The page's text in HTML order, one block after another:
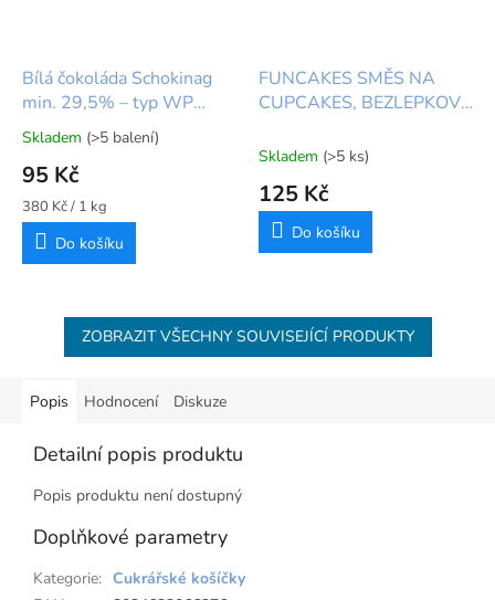
Bílá čokoláda Schokinag
min. 29,5% – typ WP
250g
Průměrné
hodnocení
produktu
je
5,0
5
Skladem (>5 balení)
95 Kč
Měrná
cena:
380 Kč / 1 kg
Do košíku
FUNCAKES SMĚS NA
CUPCAKES, BEZLEPKOVÁ
Skladem (>5 ks)
125 Kč
Do košíku
ZOBRAZIT VŠECHNY SOUVISEJÍCÍ PRODUKTY
Popis Hodnocení Diskuze
Detailní popis produktu
Popis produktu není dostupný
Doplňkové parametry
Kategorie: Cukrářské košíčky